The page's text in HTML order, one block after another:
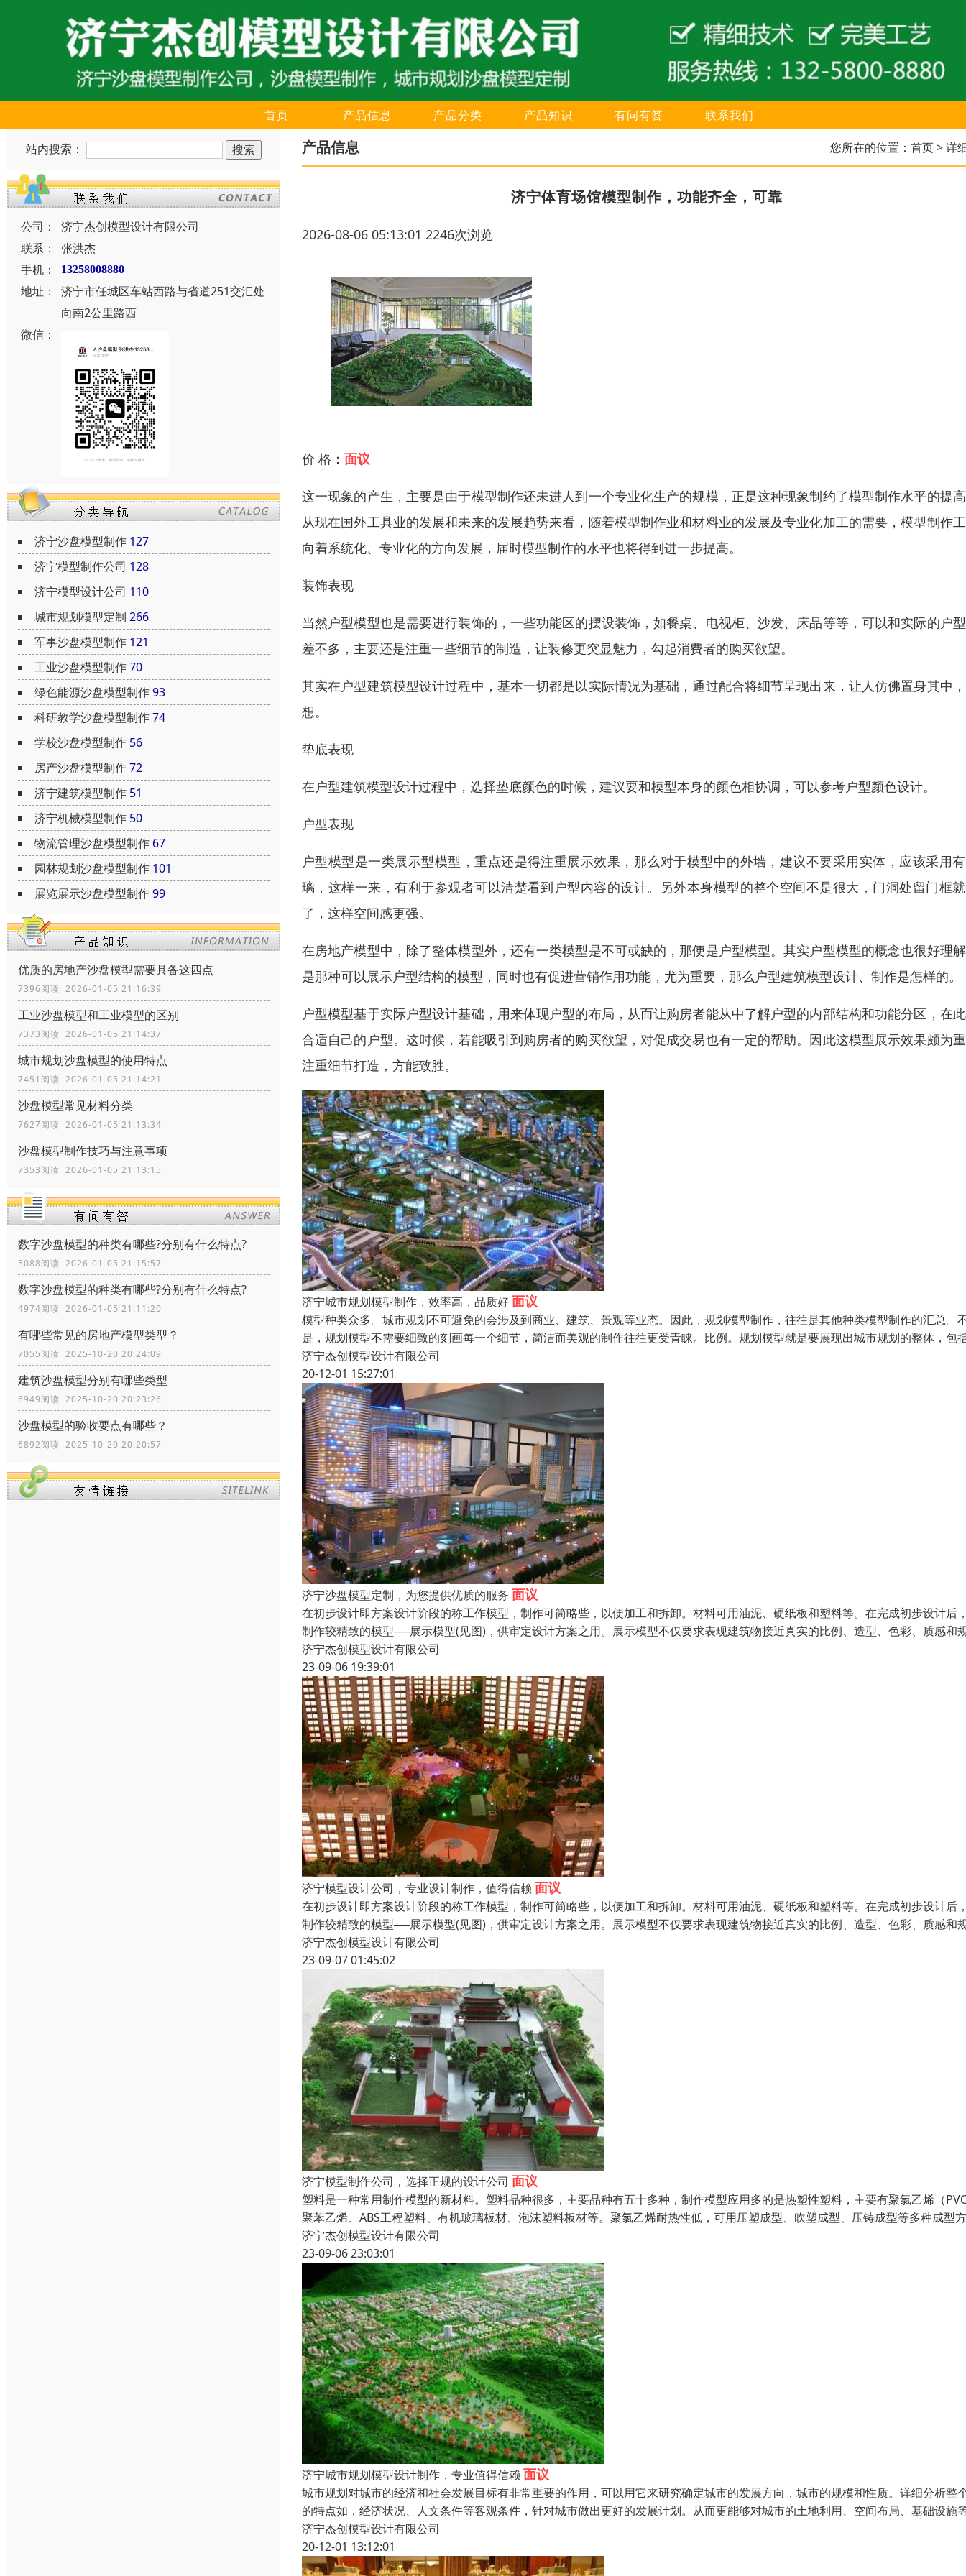
首页 产品信息 产品分类 产品知识 有问有答 联系我们
站内搜索：
公司：
济宁杰创模型设计有限公司
联系：
张洪杰
手机：
13258008880
地址：
济宁市任城区车站西路与省道251交汇处
向南2公里路西
微信：
济宁沙盘模型制作 127
济宁模型制作公司 128
济宁模型设计公司 110
城市规划模型定制 266
军事沙盘模型制作 121
工业沙盘模型制作70
绿色能源沙盘模型制作93
科研教学沙盘模型制作74
学校沙盘模型制作 56
房产沙盘模型制作72
济宁建筑模型制作 51
济宁机械模型制作 50
物流管理沙盘模型制作 67
园林规划沙盘模型制作 101
展览展示沙盘模型制作99
优质的房地产沙盘模型需要具备这四点
7396阅读 2026-01-05 21:16:39
工业沙盘模型和工业模型的区别
7373阅读 2026-01-05 21:14:37
城市规划沙盘模型的使用特点
7451阅读 2026-01-05 21:14:21
沙盘模型常见材料分类
7627阅读 2026-01-05 21:13:34
沙盘模型制作技巧与注意事项
7353阅读 2026-01-05 21:13:15
数字沙盘模型的种类有哪些?分别有什么特点?
5088阅读 2026-01-05 21:15:57
数字沙盘模型的种类有哪些?分别有什么特点?
4974阅读 2026-01-05 21:11:20
有哪些常见的房地产模型类型？
7055阅读 2025-10-20 20:24:09
建筑沙盘模型分别有哪些类型
6949阅读 2025-10-20 20:23:26
沙盘模型的验收要点有哪些？
6892阅读 2025-10-20 20:20:57
产品信息 您所在的位置： 首页> 详
济宁体育场馆模型制作，功能齐全，可靠
2026-08-06 05:13:01 2246次浏览
价 格： 面议
这一现象的产生，主要是由于模型制作还未进人到一个专业化生产的规模，正是这种现象制约了模型制作水平的提
从现在国外工具业的发展和未来的发展趋势来看，随着模型制作业和材料业的发展及专业化加工的需要，模型制作
向着系统化、专业化的方向发展，届时模型制作的水平也将得到进一步提高。
装饰表现
当然户型模型也是需要进行装饰的，一些功能区的摆设装饰，如餐桌、电视柜、沙发、床品等等，可以和实际的户
差不多，主要还是注重一些细节的制造，让装修更突显魅力，勾起消费者的购买欲望。
其实在户型建筑模型设计过程中，基本一切都是以实际情况为基础，通过配合将细节呈现出来，让人仿佛置身其中
想。
垫底表现
在户型建筑模型设计过程中，选择垫底颜色的时候，建议要和模型本身的颜色相协调，可以参考户型颜色设计。
户型表现
户型模型是一类展示型模型，重点还是得注重展示效果，那么对于模型中的外墙，建议不要采用实体，应该采用
璃，这样一来，有利于参观者可以清楚看到户型内容的设计。另外本身模型的整个空间不是很大，门洞处留门框
了，这样空间感更强。
在房地产模型中，除了整体模型外，还有一类模型是不可或缺的，那便是户型模型。其实户型模型的概念也很好理
是那种可以展示户型结构的模型，同时也有促进营销作用功能，尤为重要，那么户型建筑模型设计、制作是怎样的。
户型模型基于实际户型设计基础，用来体现户型的布局，从而让购房者能从中了解户型的内部结构和功能分区，在
合适自己的户型。这时候，若能吸引到购房者的购买欲望，对促成交易也有一定的帮助。因此这模型展示效果颇为
注重细节打造，方能致胜。
济宁城市规划模型制作，效率高，品质好面议
模型种类众多。城市规划不可避免的会涉及到商业、建筑、景观等业态。因此，规划模型制作，往往是其他种类模型制作的汇总。
是，规划模型不需要细致的刻画每一个细节，简洁而美观的制作往往更受青睐。比例。规划模型就是要展现出城市规划的整体，包
济宁杰创模型设计有限公司
20-12-01 15:27:01
济宁沙盘模型定制，为您提供优质的服务 面议
在初步设计即方案设计阶段的称工作模型，制作可简略些，以便加工和拆卸。材料可用油泥、硬纸板和塑料等。在完成初步设计后
制作较精致的模型──展示模型(见图)，供审定设计方案之用。展示模型不仅要求表现建筑物接近真实的比例、造型、色彩、质感和
济宁杰创模型设计有限公司
23-09-06 19:39:01
济宁模型设计公司，专业设计制作，值得信赖 面议
在初步设计即方案设计阶段的称工作模型，制作可简略些，以便加工和拆卸。材料可用油泥、硬纸板和塑料等。在完成初步设计后
制作较精致的模型──展示模型(见图)，供审定设计方案之用。展示模型不仅要求表现建筑物接近真实的比例、造型、色彩、质感和
济宁杰创模型设计有限公司
23-09-07 01:45:02
济宁模型制作公司，选择正规的设计公司 面议
塑料是一种常用制作模型的新材料。塑料品种很多，主要品种有五十多种，制作模型应用多的是热塑性塑料，主要有聚氯乙烯（
聚苯乙烯、ABS工程塑料、有机玻璃板材、泡沫塑料板材等。聚氯乙烯耐热性低，可用压塑成型、吹塑成型、压铸成型等多种成型方
济宁杰创模型设计有限公司
23-09-06 23:03:01
济宁城市规划模型设计制作，专业值得信赖 面议
城市规划对城市的经济和社会发展目标有非常重要的作用，可以用它来研究确定城市的发展方向，城市的规模和性质。详细分析整
的特点如，经济状况、人文条件等客观条件，针对城市做出更好的发展计划。从而更能够对城市的土地利用、空间布局、基础设施
济宁杰创模型设计有限公司
20-12-01 13:12:01